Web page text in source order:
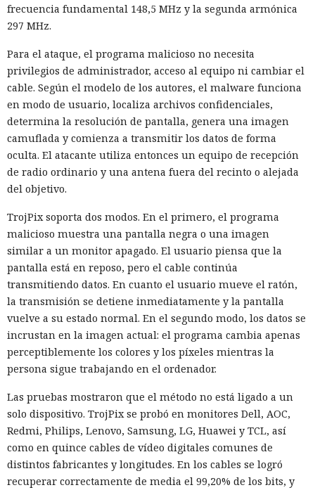
frecuencia fundamental 148,5 MHz y la segunda armónica
297 MHz.
Para el ataque, el programa malicioso no necesita
privilegios de administrador, acceso al equipo ni cambiar el
cable. Según el modelo de los autores, el malware funciona
en modo de usuario, localiza archivos confidenciales,
determina la resolución de pantalla, genera una imagen
camuflada y comienza a transmitir los datos de forma
oculta. El atacante utiliza entonces un equipo de recepción
de radio ordinario y una antena fuera del recinto o alejada
del objetivo.
TrojPix soporta dos modos. En el primero, el programa
malicioso muestra una pantalla negra o una imagen
similar a un monitor apagado. El usuario piensa que la
pantalla está en reposo, pero el cable continúa
transmitiendo datos. En cuanto el usuario mueve el ratón,
la transmisión se detiene inmediatamente y la pantalla
vuelve a su estado normal. En el segundo modo, los datos se
incrustan en la imagen actual: el programa cambia apenas
perceptiblemente los colores y los píxeles mientras la
persona sigue trabajando en el ordenador.
Las pruebas mostraron que el método no está ligado a un
solo dispositivo. TrojPix se probó en monitores Dell, AOC,
Redmi, Philips, Lenovo, Samsung, LG, Huawei y TCL, así
como en quince cables de vídeo digitales comunes de
distintos fabricantes y longitudes. En los cables se logró
recuperar correctamente de media el 99,20% de los bits, y